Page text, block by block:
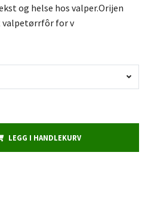
og helse hos valper.Orijen
valpetørrfôr for v
LEGG I HANDLEKURV